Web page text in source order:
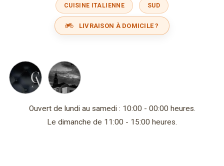
CUISINE ITALIENNE SUD
LIVRAISON À DOMICILE ?
Ouvert de lundi au samedi : 10:00 - 00:00 heures.
Le dimanche de 11:00 - 15:00 heures.